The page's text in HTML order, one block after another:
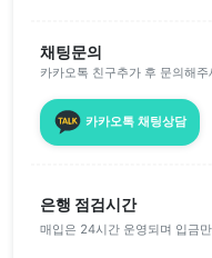
채팅문의
카카오톡 친구추가 후 문의해주
카카오톡 채팅상담
은행 점검시간
매입은 24시간 운영되며 입금